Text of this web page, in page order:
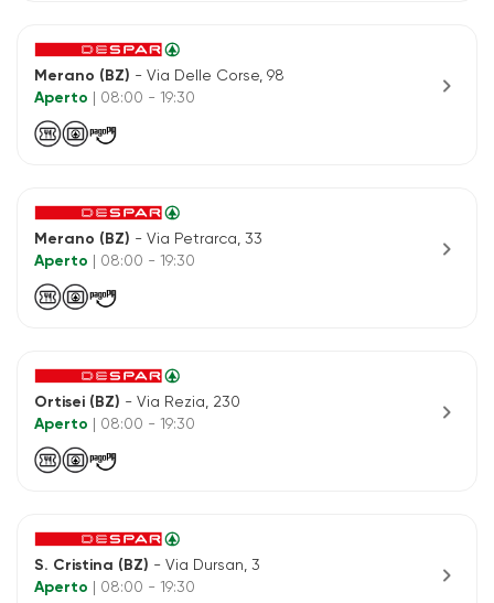
Merano (BZ) - Via Delle Corse, 98
Aperto
| 08:00 - 19:30 chevron_right
Merano (BZ) - Via Petrarca, 33
Aperto
| 08:00 - 19:30 chevron_right
Ortisei (BZ) - Via Rezia, 230
Aperto
| 08:00 - 19:30 chevron_right
S. Cristina (BZ) - Via Dursan, 3
Aperto
| 08:00 - 19:30 chevron_right